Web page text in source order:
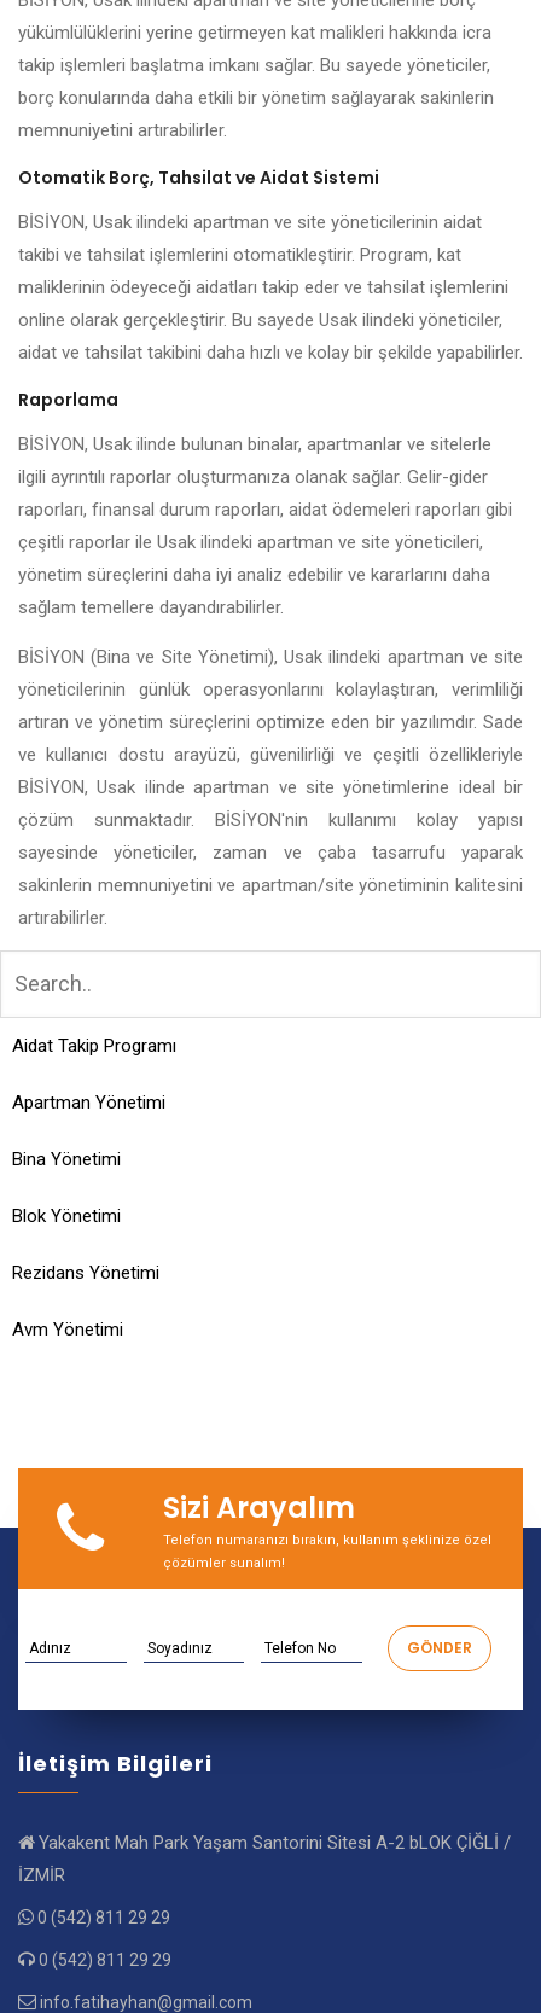
yükümlülüklerini yerine getirmeyen kat malikleri hakkında icra
takip işlemleri başlatma imkanı sağlar. Bu sayede yöneticiler,
borç konularında daha etkili bir yönetim sağlayarak sakinlerin
memnuniyetini artırabilirler.
Otomatik Borç, Tahsilat ve Aidat Sistemi
BİSİYON, Usak ilindeki apartman ve site yöneticilerinin aidat
takibi ve tahsilat işlemlerini otomatikleştirir. Program, kat
maliklerinin ödeyeceği aidatları takip eder ve tahsilat işlemlerini
online olarak gerçekleştirir. Bu sayede Usak ilindeki yöneticiler,
aidat ve tahsilat takibini daha hızlı ve kolay bir şekilde yapabilirler.
Raporlama
BİSİYON, Usak ilinde bulunan binalar, apartmanlar ve sitelerle
ilgili ayrıntılı raporlar oluşturmanıza olanak sağlar. Gelir-gider
raporları, finansal durum raporları, aidat ödemeleri raporları gibi
çeşitli raporlar ile Usak ilindeki apartman ve site yöneticileri,
yönetim süreçlerini daha iyi analiz edebilir ve kararlarını daha
sağlam temellere dayandırabilirler.
BİSİYON (Bina ve Site Yönetimi), Usak ilindeki apartman ve site
yöneticilerinin günlük operasyonlarını kolaylaştıran, verimliliği
artıran ve yönetim süreçlerini optimize eden bir yazılımdır. Sade
ve kullanıcı dostu arayüzü, güvenilirliği ve çeşitli özellikleriyle
BİSİYON, Usak ilinde apartman ve site yönetimlerine ideal bir
çözüm sunmaktadır. BİSİYON'nin kullanımı kolay yapısı
sayesinde yöneticiler, zaman ve çaba tasarrufu yaparak
sakinlerin memnuniyetini ve apartman/site yönetiminin kalitesini
artırabilirler.
Aidat Takip Programı
Apartman Yönetimi
Bina Yönetimi
Blok Yönetimi
Rezidans Yönetimi
Avm Yönetimi
Sizi Arayalım
Telefon numaranızı bırakın, kullanım şeklinize özel
çözümler sunalım!
İletişim Bilgileri
Yakakent Mah Park Yaşam Santorini Sitesi A-2 bLOK ÇİĞLİ /
İZMİR
0 (542) 811 29 29
0 (542) 811 29 29
info.fatihayhan@gmail.com